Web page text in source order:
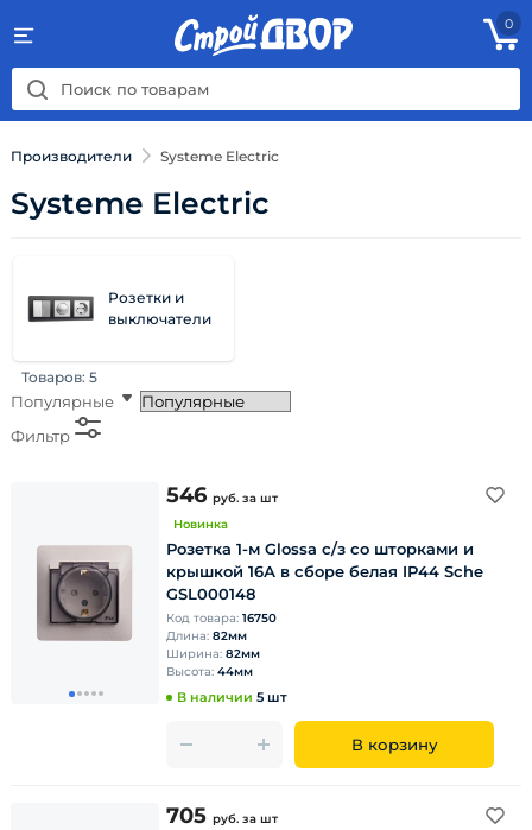
0
Производители Systeme Electric
Systeme Electric
Розетки и
выключатели
Товаров: 5
Популярные
Фильтр
546 руб. за шт
Новинка
Розетка 1-м Glossa с/з со шторками и
крышкой 16А в сборе белая IP44 Sche
GSL000148
Код товара: 16750
Длина: 82мм
Ширина: 82мм
Высота: 44мм
В наличии 5 шт
В корзину
705 руб. за шт